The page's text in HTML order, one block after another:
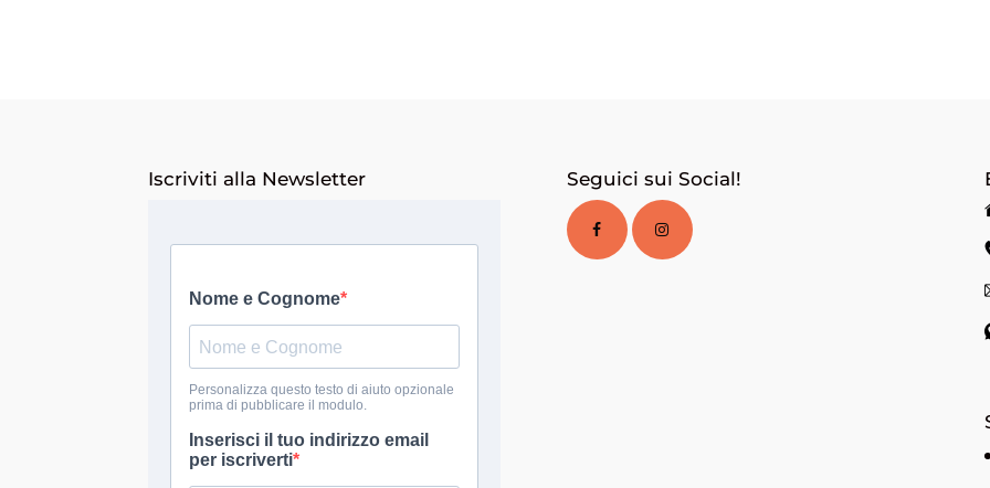
Iscriviti alla Newsletter Seguici sui Social!